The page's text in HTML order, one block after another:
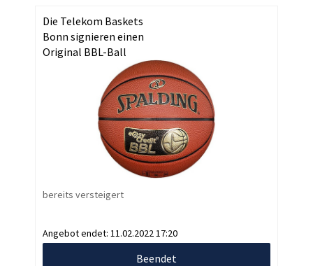
Die Telekom Baskets
Bonn signieren einen
Original BBL-Ball
bereits versteigert
Angebot endet: 11.02.2022 17:20
Beendet